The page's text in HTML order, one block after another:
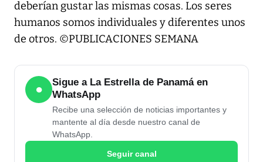
deberían gustar las mismas cosas. Los seres
humanos somos individuales y diferentes unos
de otros. ©PUBLICACIONES SEMANA
●
Sigue a La Estrella de Panamá en
WhatsApp
Recibe una selección de noticias importantes y
mantente al día desde nuestro canal de
WhatsApp.
Seguir canal